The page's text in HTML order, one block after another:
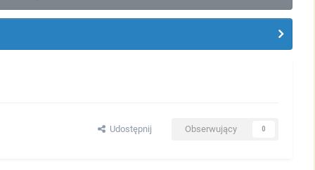
Udostępnij Obserwujący 0